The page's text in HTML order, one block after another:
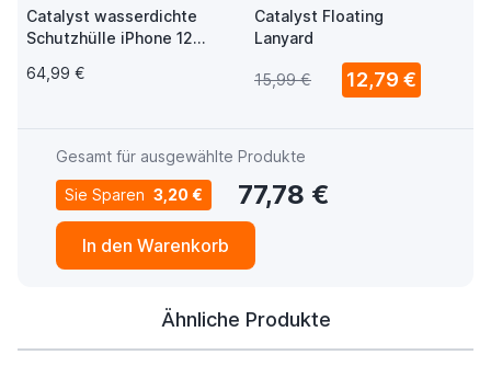
Catalyst wasserdichte
Schutzhülle iPhone 12
64,99 €
Catalyst Floating
Lanyard
15,99 € 12,79 €
Gesamt für ausgewählte Produkte
Sie Sparen 3,20 € 77,78 €
In den Warenkorb
Ähnliche Produkte